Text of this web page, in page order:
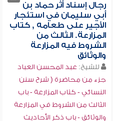
رجال إسناد أثر حماد بن
أبي سليمان في استئجار
الأجير على طعامه , كتاب
المزارعة. الثالث من
الشروط فيه المزارعة
والوثائق
للشيخ: عبد المحسن العباد
جزء من محاضرة ( شرح سنن
النسائي - كتاب المزارعة - باب
الثالث من الشروط في المزارعة
والوثائق - باب ذكر الأحاديث